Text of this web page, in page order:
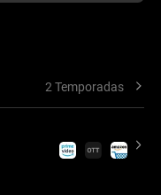
2 Temporadas